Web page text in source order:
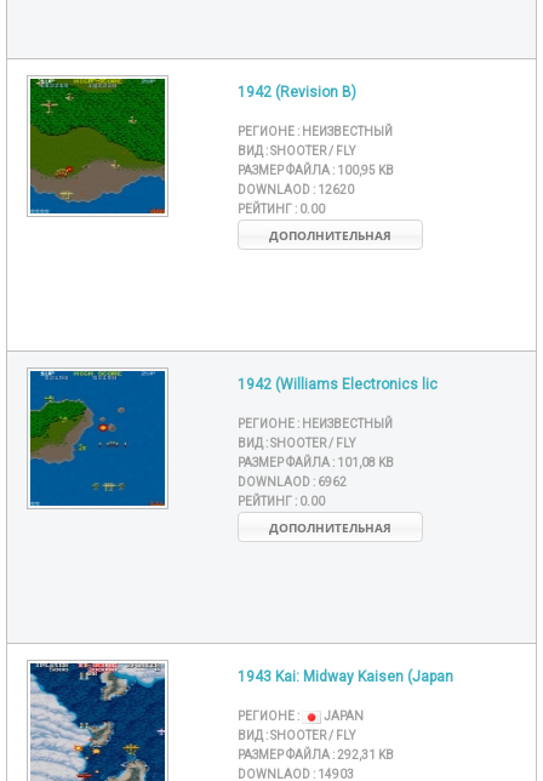
1942 (Revision B)
РЕГИОНЕ : НЕИЗВЕСТНЫЙ
ВИД :SHOOTER / FLY
РАЗМЕР ФАЙЛА : 100,95 KB
DOWNLAOD : 12620
РЕЙТИНГ : 0.00
ДОПОЛНИТЕЛЬНАЯ
1942 (Williams Electronics lic
РЕГИОНЕ : НЕИЗВЕСТНЫЙ
ВИД :SHOOTER / FLY
РАЗМЕР ФАЙЛА : 101,08 KB
DOWNLAOD : 6962
РЕЙТИНГ : 0.00
ДОПОЛНИТЕЛЬНАЯ
1943 Kai: Midway Kaisen (Japan
РЕГИОНЕ :
JAPAN
ВИД :SHOOTER / FLY
РАЗМЕР ФАЙЛА :292,31 KB
DOWNLAOD : 14903